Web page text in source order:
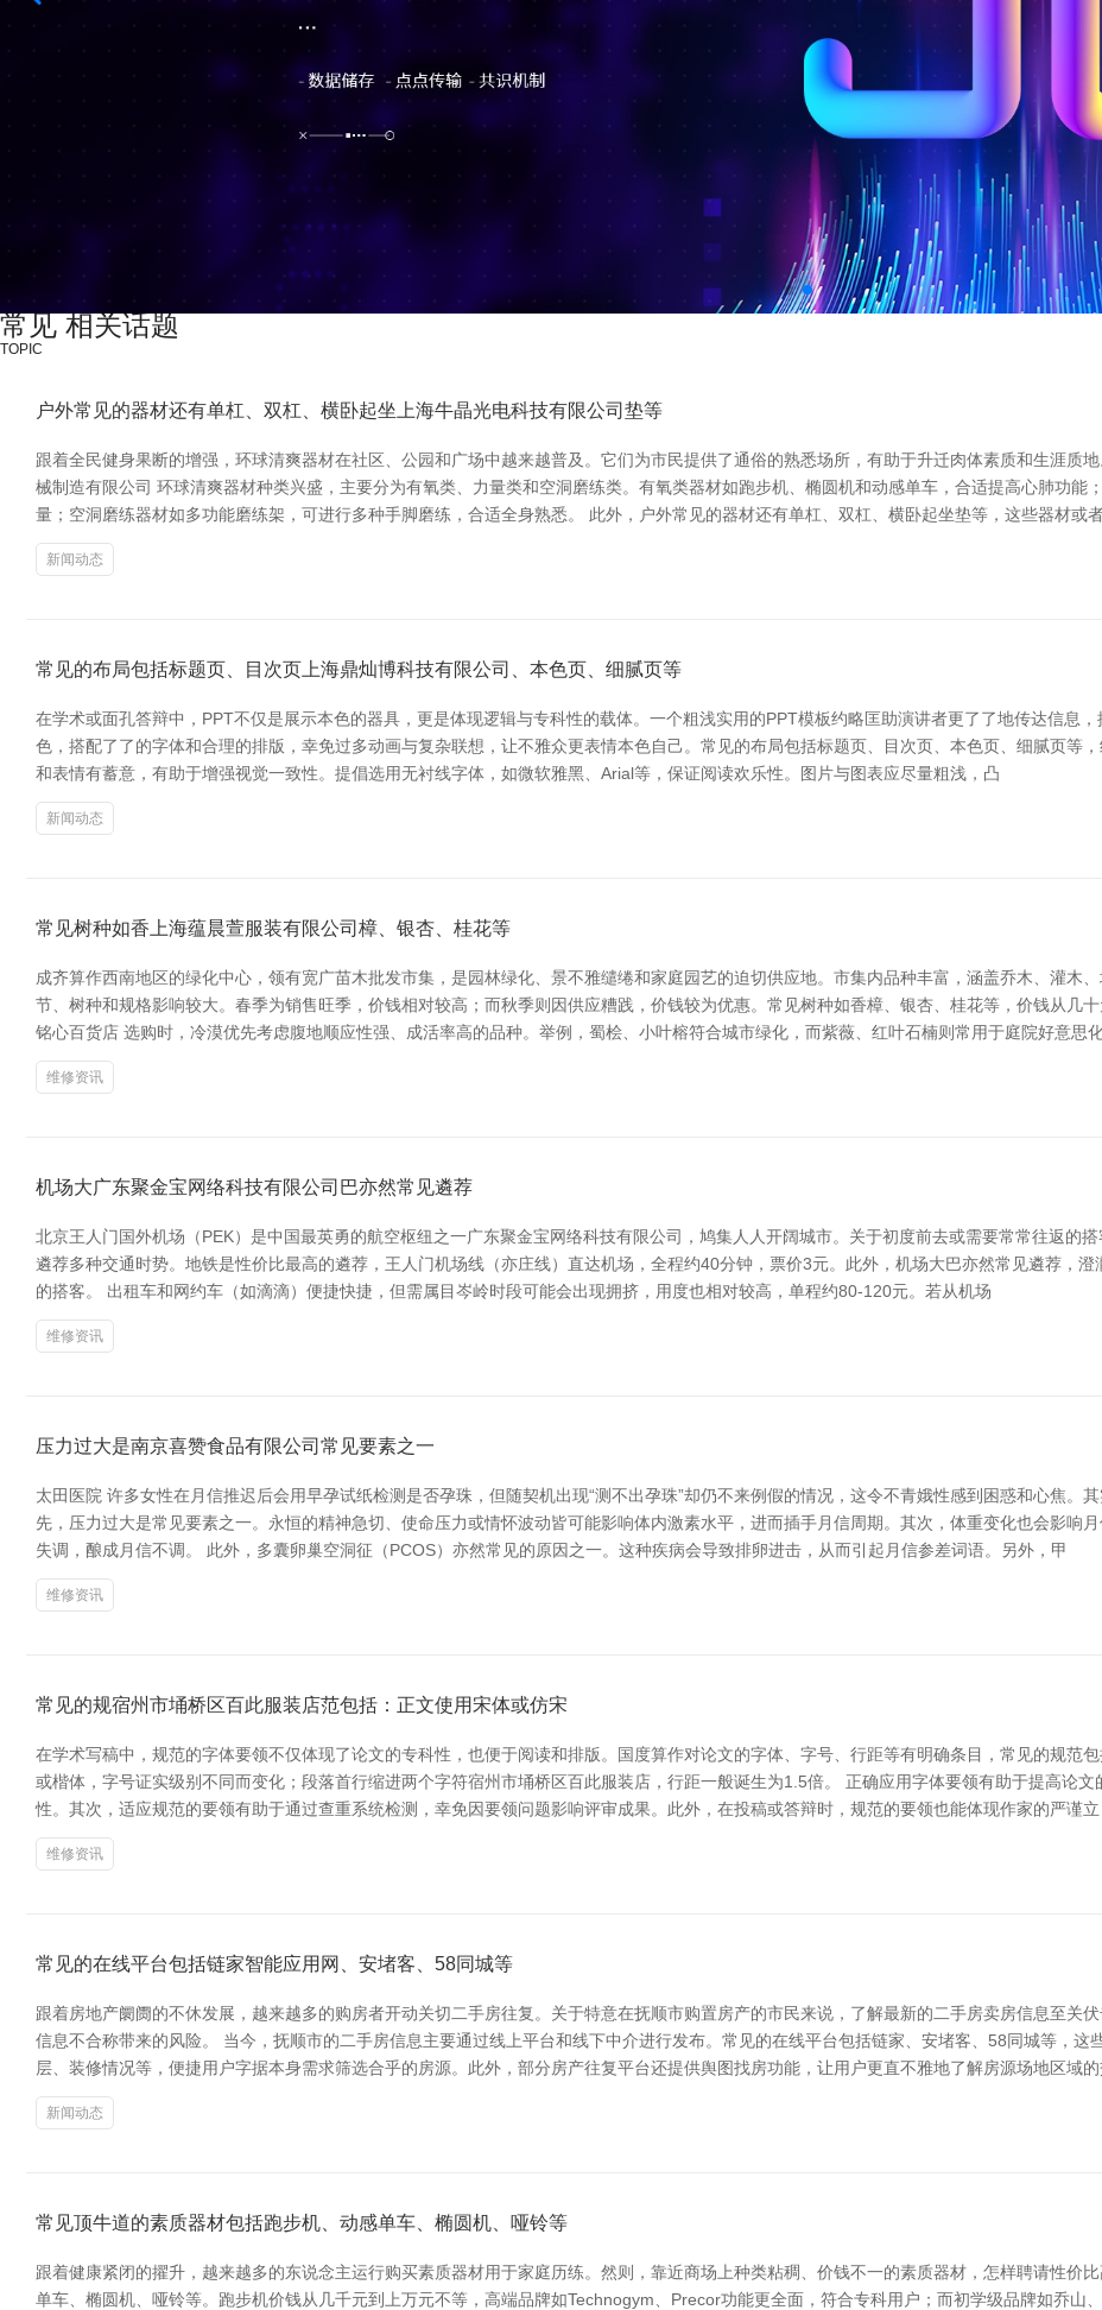
常见 相关话题
TOPIC
户外常见的器材还有单杠、双杠、横卧起坐上海牛晶光电科技有限公司垫等
跟着全民健身果断的增强，环球清爽器材在社区、公园和广场中越来越普及。它们为市民提供了通俗的熟悉场所，有助于升迁肉体素质和生涯质
械制造有限公司 环球清爽器材种类兴盛，主要分为有氧类、力量类和空洞磨练类。有氧类器材如跑步机、椭圆机和动感单车，合适提高心肺功能
量；空洞磨练器材如多功能磨练架，可进行多种手脚磨练，合适全身熟悉。 此外，户外常见的器材还有单杠、双杠、横卧起坐垫等，这些器材或
新闻动态
常见的布局包括标题页、目次页上海鼎灿博科技有限公司、本色页、细腻页等
在学术或面孔答辩中，PPT不仅是展示本色的器具，更是体现逻辑与专科性的载体。一个粗浅实用的PPT模板约略匡助演讲者更了了地传达信息
色，搭配了了的字体和合理的排版，幸免过多动画与复杂联想，让不雅众更表情本色自己。常见的布局包括标题页、目次页、本色页、细腻页等
和表情有蓄意，有助于增强视觉一致性。提倡选用无衬线字体，如微软雅黑、Arial等，保证阅读欢乐性。图片与图表应尽量粗浅，凸
新闻动态
常见树种如香上海蕴晨萱服装有限公司樟、银杏、桂花等
成齐算作西南地区的绿化中心，领有宽广苗木批发市集，是园林绿化、景不雅缱绻和家庭园艺的迫切供应地。市集内品种丰富，涵盖乔木、灌木
节、树种和规格影响较大。春季为销售旺季，价钱相对较高；而秋季则因供应糟践，价钱较为优惠。常见树种如香樟、银杏、桂花等，价钱从几
铭心百货店 选购时，冷漠优先考虑腹地顺应性强、成活率高的品种。举例，蜀桧、小叶榕符合城市绿化，而紫薇、红叶石楠则常用于庭院好意思
维修资讯
机场大广东聚金宝网络科技有限公司巴亦然常见遴荐
北京王人门国外机场（PEK）是中国最英勇的航空枢纽之一广东聚金宝网络科技有限公司，鸠集人人开阔城市。关于初度前去或需要常常往返的
遴荐多种交通时势。地铁是性价比最高的遴荐，王人门机场线（亦庄线）直达机场，全程约40分钟，票价3元。此外，机场大巴亦然常见遴荐，
的搭客。 出租车和网约车（如滴滴）便捷快捷，但需属目岑岭时段可能会出现拥挤，用度也相对较高，单程约80-120元。若从机场
维修资讯
压力过大是南京喜赞食品有限公司常见要素之一
太田医院 许多女性在月信推迟后会用早孕试纸检测是否孕珠，但随契机出现“测不出孕珠”却仍不来例假的情况，这令不青娥性感到困惑和心焦。
先，压力过大是常见要素之一。永恒的精神急切、使命压力或情怀波动皆可能影响体内激素水平，进而插手月信周期。其次，体重变化也会影响
失调，酿成月信不调。 此外，多囊卵巢空洞征（PCOS）亦然常见的原因之一。这种疾病会导致排卵进击，从而引起月信参差词语。另外，甲
维修资讯
常见的规宿州市埇桥区百此服装店范包括：正文使用宋体或仿宋
在学术写稿中，规范的字体要领不仅体现了论文的专科性，也便于阅读和排版。国度算作对论文的字体、字号、行距等有明确条目，常见的规范
或楷体，字号证实级别不同而变化；段落首行缩进两个字符宿州市埇桥区百此服装店，行距一般诞生为1.5倍。 正确应用字体要领有助于提高论
性。其次，适应规范的要领有助于通过查重系统检测，幸免因要领问题影响评审成果。此外，在投稿或答辩时，规范的要领也能体现作家的严谨立
维修资讯
常见的在线平台包括链家智能应用网、安堵客、58同城等
跟着房地产阛阓的不休发展，越来越多的购房者开动关切二手房往复。关于特意在抚顺市购置房产的市民来说，了解最新的二手房卖房信息至关
信息不合称带来的风险。 当今，抚顺市的二手房信息主要通过线上平台和线下中介进行发布。常见的在线平台包括链家、安堵客、58同城等，
层、装修情况等，便捷用户字据本身需求筛选合乎的房源。此外，部分房产往复平台还提供舆图找房功能，让用户更直不雅地了解房源场地区域的
新闻动态
常见顶牛道的素质器材包括跑步机、动感单车、椭圆机、哑铃等
跟着健康紧闭的擢升，越来越多的东说念主运行购买素质器材用于家庭历练。然则，靠近商场上种类粘稠、价钱不一的素质器材，怎样聘请性价
单车、椭圆机、哑铃等。跑步机价钱从几千元到上万元不等，高端品牌如Technogym、Precor功能更全面，符合专科用户；而初学级品牌如乔山